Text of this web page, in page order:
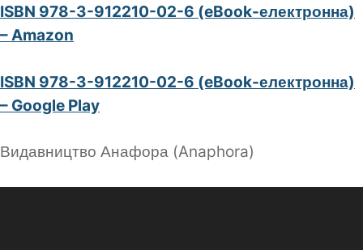
ISBN 978-3-912210-02-6 (eBook-електронна)
– Amazon
ISBN 978-3-912210-02-6 (eBook-електронна)
– Google Play
Видавництво Анафора (Anaphora)